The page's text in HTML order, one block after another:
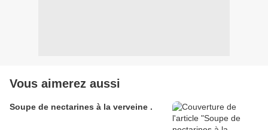
Vous aimerez aussi
Soupe de nectarines à la verveine .